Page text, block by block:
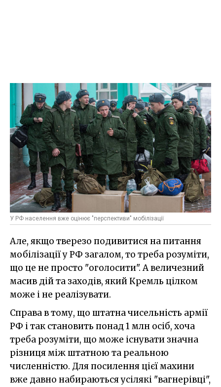
У РФ населення вже оцінює "перспективи" мобілізації
Але, якщо тверезо подивитися на питання
мобілізації у РФ загалом, то треба розуміти,
що це не просто "оголосити". А величезний
масив дій та заходів, який Кремль цілком
може і не реалізувати.
Справа в тому, що штатна чисельність армії
РФ і так становить понад 1 млн осіб, хоча
треба розуміти, що може існувати значна
різниця між штатною та реальною
численністю. Для посилення цієї махини
вже давно набираються усілякі "вагнерівці",